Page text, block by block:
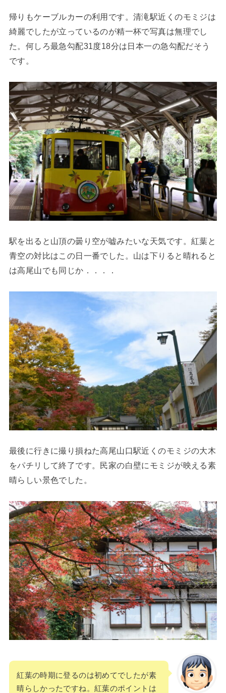
帰りもケーブルカーの利用です。清滝駅近くのモミジは
綺麗でしたが立っているのが精一杯で写真は無理でし
た。何しろ最急勾配31度18分は日本一の急勾配だそう
です。
駅を出ると山頂の曇り空が嘘みたいな天気です。紅葉と
青空の対比はこの日一番でした。山は下りると晴れると
は高尾山でも同じか．．．．
最後に行きに撮り損ねた高尾山口駅近くのモミジの大木
をパチリして終了です。民家の白壁にモミジが映える素
晴らしい景色でした。
紅葉の時期に登るのは初めてでしたが素
晴らしかったですね。紅葉のポイントは